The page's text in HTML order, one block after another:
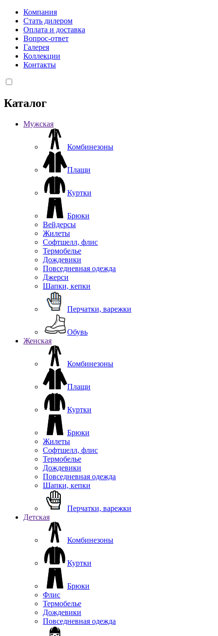
Компания
Стать дилером
Оплата и доставка
Вопрос-ответ
Галерея
Коллекции
Контакты
Каталог
Мужская
Комбинезоны
Плащи
Куртки
Брюки
Вейдерсы
Жилеты
Софтшелл, флис
Термобелье
Дождевики
Повседневная одежда
Джерси
Шапки, кепки
Перчатки, варежки
Обувь
Женская
Комбинезоны
Плащи
Куртки
Брюки
Жилеты
Софтшелл, флис
Термобелье
Дождевики
Повседневная одежда
Шапки, кепки
Перчатки, варежки
Детская
Комбинезоны
Куртки
Брюки
Флис
Термобелье
Дождевики
Повседневная одежда